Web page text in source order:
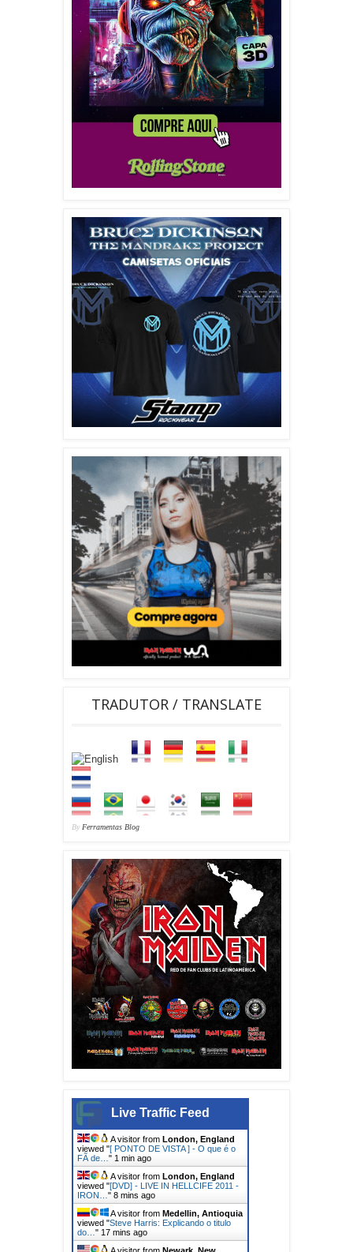
TRADUTOR / TRANSLATE
By Ferramentas Blog
Live Traffic Feed
A visitor from London, England
viewed "[ PONTO DE VISTA ] - O que é o
FÃ de… " 1 min ago
A visitor from London, England
viewed "[DVD] - LIVE IN HELLCIFE 2011 -
IRON… " 8 mins ago
A visitor from Medellin, Antioquia
viewed "Steve Harris: Explicando o titulo
do… " 17 mins ago